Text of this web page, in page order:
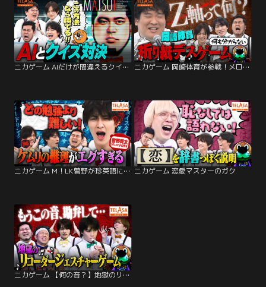
ニカゲーム AIだけが間違えるクイズを作れ！ ニカゲーム 岡崎体育が参戦！メロディ折り紙デスゲーム
ニカゲーム M！LK曽野が珍英語に大困惑【重大事件も】 ニカゲーム 恋愛マスターのガク
ニカゲーム 【何の音？】地獄のリコーダージェスチャー